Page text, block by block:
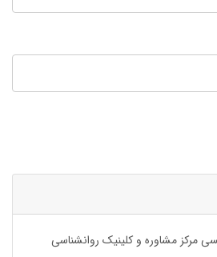
مرکز مشاوره و کلینیک روانشناسی